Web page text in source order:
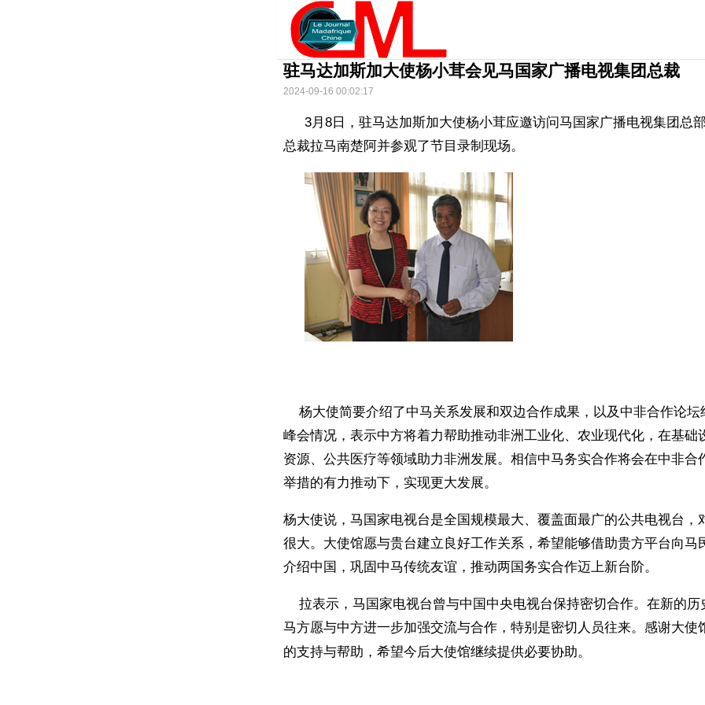
驻马达加斯加大使杨小茸会见马国家广播电视集团总裁
2024-09-16 00:02:17
3月8日，驻马达加斯加大使杨小茸应邀访问马国家广播电视集团总
总裁拉马南楚阿并参观了节目录制现场。
杨大使简要介绍了中马关系发展和双边合作成果，以及中非合作论坛
峰会情况，表示中方将着力帮助推动非洲工业化、农业现代化，在基础
资源、公共医疗等领域助力非洲发展。相信中马务实合作将会在中非合
举措的有力推动下，实现更大发展。
杨大使说，马国家电视台是全国规模最大、覆盖面最广的公共电视台，
很大。大使馆愿与贵台建立良好工作关系，希望能够借助贵方平台向马
介绍中国，巩固中马传统友谊，推动两国务实合作迈上新台阶。
拉表示，马国家电视台曾与中国中央电视台保持密切合作。在新的历
马方愿与中方进一步加强交流与合作，特别是密切人员往来。感谢大使
的支持与帮助，希望今后大使馆继续提供必要协助。